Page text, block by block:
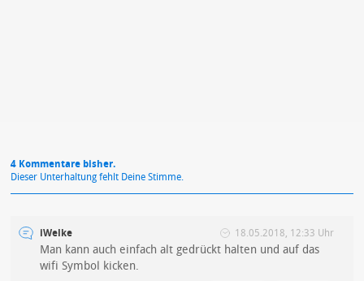
4 Kommentare bisher.
Dieser Unterhaltung fehlt Deine Stimme.
iWelke 18.05.2018, 12:33 Uhr
Man kann auch einfach alt gedrückt halten und auf das
wifi Symbol kicken.